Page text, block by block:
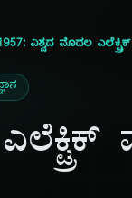
ವಿಶ್ವದ ಮೊದಲ